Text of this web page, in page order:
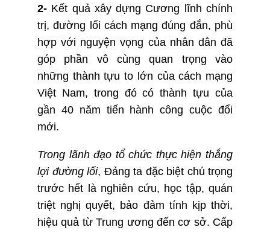
2- Kết quả xây dựng Cương lĩnh chính
trị, đường lối cách mạng đúng đắn, phù
hợp với nguyện vọng của nhân dân đã
góp phần vô cùng quan trọng vào
những thành tựu to lớn của cách mạng
Việt Nam, trong đó có thành tựu của
gần 40 năm tiến hành công cuộc đổi
mới.
Trong lãnh đạo tổ chức thực hiện thắng
lợi đường lối, Đảng ta đặc biệt chú trọng
trước hết là nghiên cứu, học tập, quán
triệt nghị quyết, bảo đảm tính kịp thời,
hiệu quả từ Trung ương đến cơ sở. Cấp